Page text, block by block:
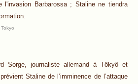
l'invasion Barbarossa ; Staline ne tiendra
Tokyo
Sorge, journaliste allemand à Tôkyô et
Staline de l’imminence de l’attaque